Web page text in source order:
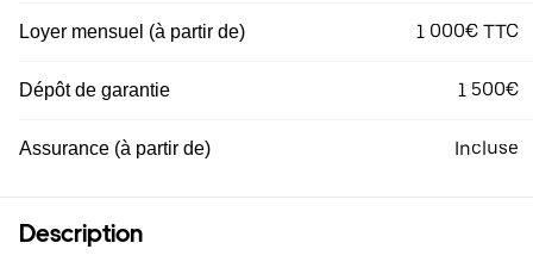
Loyer mensuel (à partir de) 1 000€ TTC
Dépôt de garantie 1 500€
Assurance (à partir de) Incluse
Description